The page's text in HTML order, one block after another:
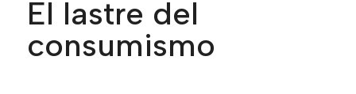
El lastre del
consumismo